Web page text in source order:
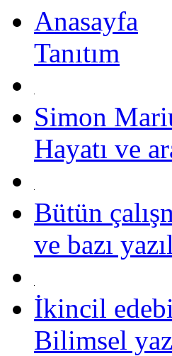
Anasayfa
Tanıtım
Simon
Hayatı ve
Bütün
ve bazı
İkincil
Bilimsel